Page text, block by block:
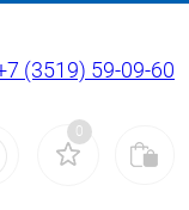
(3519) 59-09-60
0